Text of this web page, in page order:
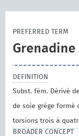
PREFERRED TERM
DEFINITION
Subst. fém. Dérivé
de soie grège formé
torsions trois à
BROADER CONCEPT